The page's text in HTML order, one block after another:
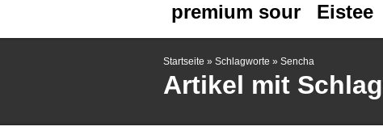
premium sour
Eistee
Startseite » Schlagworte » Sencha
Artikel mit